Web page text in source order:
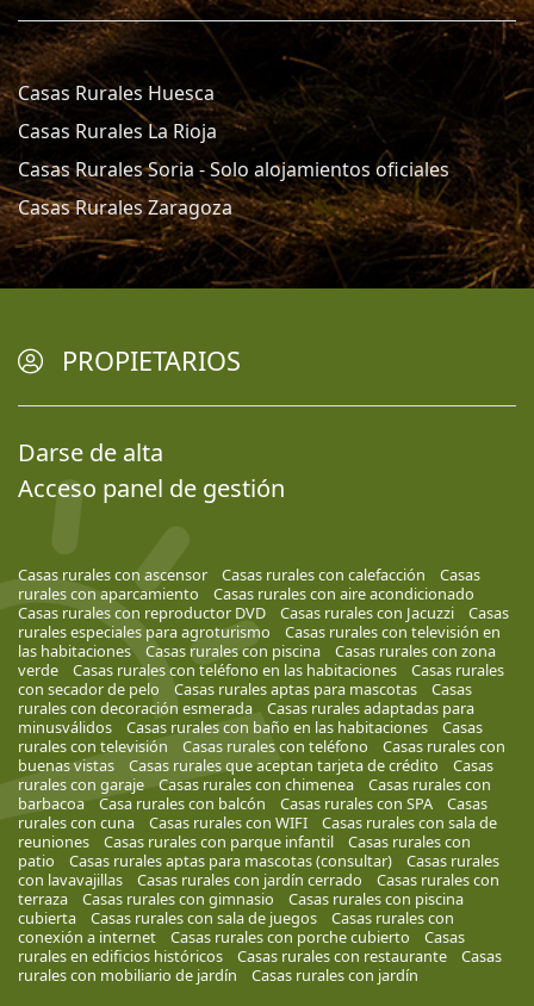
Casas Rurales Huesca
Casas Rurales La Rioja
Casas Rurales Soria - Solo alojamientos oficiales
Casas Rurales Zaragoza
PROPIETARIOS
Darse de alta
Acceso panel de gestión
Casas rurales con ascensor Casas rurales con calefacción
Casas
rurales con aparcamiento
Casas rurales con aire acondicionado
Casas rurales con reproductor DVD
Casas rurales con Jacuzzi
Casas
rurales especiales para agroturismo
Casas rurales con televisión en
las habitaciones
Casas rurales con piscina
Casas rurales con zona
verde
Casas rurales con teléfono en las habitaciones
Casas rurales
con secador de pelo
Casas rurales aptas para mascotas
Casas
rurales con decoración esmerada
Casas rurales adaptadas para
minusválidos
Casas rurales con baño en las habitaciones
Casas
rurales con televisión
Casas rurales con teléfono
Casas rurales con
buenas vistas
Casas rurales que aceptan tarjeta de crédito
Casas
rurales con garaje
Casas rurales con chimenea
Casas rurales con
barbacoa
Casa rurales con balcón Casas rurales con SPA
Casas
rurales con cuna
Casas rurales con WIFI
Casas rurales con sala de
reuniones
Casas rurales con parque infantil
Casas rurales con
patio
Casas rurales aptas para mascotas (consultar)
Casas rurales
con lavavajillas
Casas rurales con jardín cerrado
Casas rurales con
terraza
Casas rurales con gimnasio
Casas rurales con piscina
cubierta
Casas rurales con sala de juegos
Casas rurales con
conexión a internet
Casas rurales con porche cubierto
Casas
rurales en edificios históricos
Casas rurales con restaurante
Casas
rurales con mobiliario de jardín
Casas rurales con jardín